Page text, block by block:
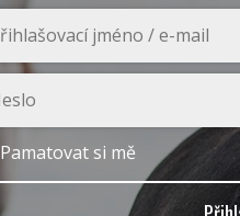
Pamatovat si mě